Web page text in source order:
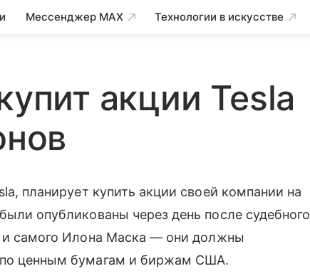
Мессенджер MAX Технологии в искусстве
акции Tesla
планирует купить акции своей компании на
опубликованы через день после судебного
самого Илона Маска — они должны
ценным бумагам и биржам США.